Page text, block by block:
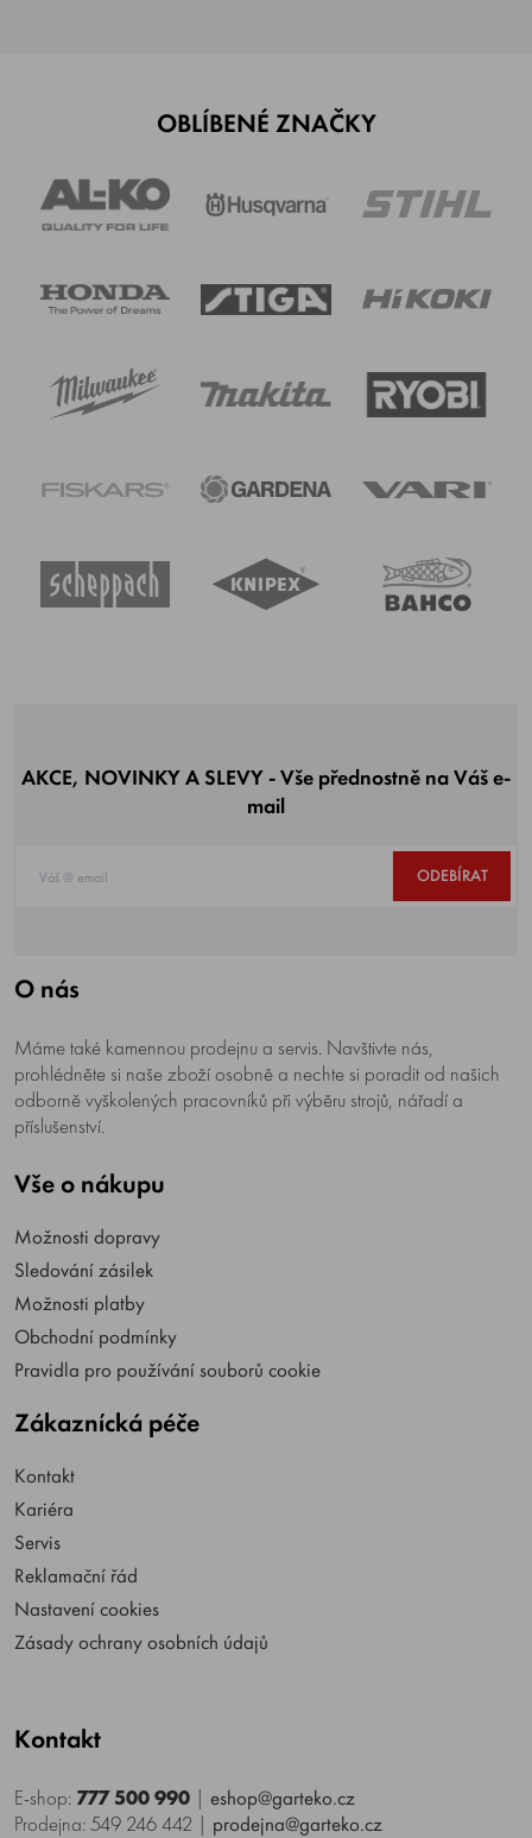
OBLÍBENÉ ZNAČKY
AKCE, NOVINKY A SLEVY - Vše přednostně na Váš e-
mail
ODEBÍRAT
O nás
Máme také kamennou prodejnu a servis. Navštivte nás,
prohlédněte si naše zboží osobně a nechte si poradit od našich
odborně vyškolených pracovníků při výběru strojů, nářadí a
příslušenství.
Vše o nákupu
Možnosti dopravy
Sledování zásilek
Možnosti platby
Obchodní podmínky
Pravidla pro používání souborů cookie
Zákaznícká péče
Kontakt
Kariéra
Servis
Reklamační řád
Nastavení cookies
Zásady ochrany osobních údajů
Kontakt
E-shop: 777 500 990 | eshop@garteko.cz
Prodejna: 549 246 442 | prodejna@garteko.cz